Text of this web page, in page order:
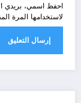
احفظ اسمي، بريدي
لاستخدامها المرة